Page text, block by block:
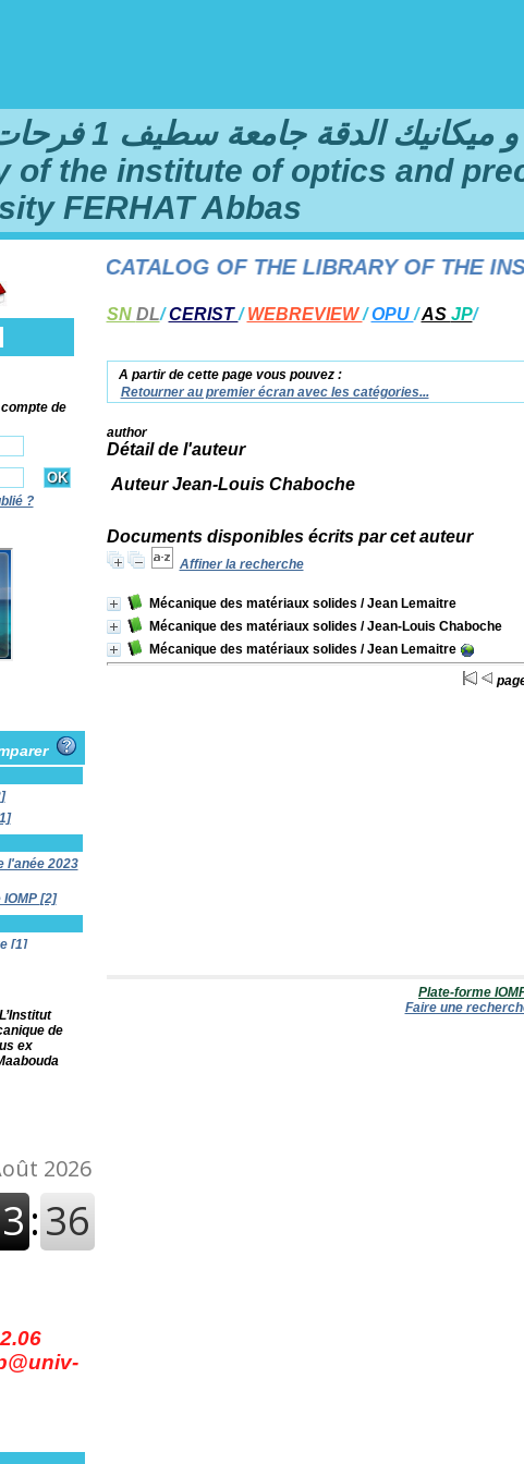
الدقة جامعة سطيف 1 فرحات عباس
of the institute of optics and
FERHAT Abbas
SN DL/CERIST/WEBREVIEW/OPU /AS JP/
A partir de cette page vous pouvez :
Retourner au premier écran avec les catégories...
author
Détail de l'auteur
Auteur Jean-Louis Chaboche
Documents disponibles écrits par cet auteur
Affiner la recherche
Mécanique des matériaux solides / Jean Lemaitre
Mécanique des matériaux solides / Jean-Louis Chaboche
Mécanique des matériaux solides / Jean Lemaitre
Plate-forme
Faire une
CATALOG OF THE LIBRARY OF THE
de
?
l'anée 2023
[2]
[1]
de
ex